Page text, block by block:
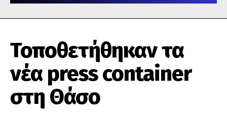
Τοποθετήθηκαν τα
νέα press container
στη Θάσο